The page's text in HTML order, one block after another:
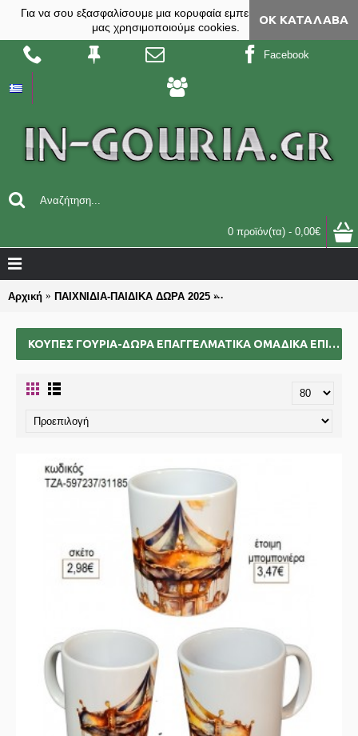
Για να σου εξασφαλίσουμε μια κορυφαία εμπειρία, στο site
μας χρησιμοποιούμε cookies.
ΟΚ ΚΑΤΆΛΑΒΑ
Facebook
0 προϊόν(τα) - 0,00€
Αρχική ΠΑΙΧΝΙΔΙΑ-ΠΑΙΔΙΚΑ ΔΩΡΑ 2025 ΚΟΥΠΕΣ γούρια-δώρα
ΚΟΥΠΕΣ ΓΟΎΡΙΑ-ΔΏΡΑ ΕΠΑΓΓΕΛΜΑΤΙΚΆ ΟΜΑΔΙΚΆ ΕΠΙΧΕΙΡΗΜΑΤΙΚΆ ΓΙΑ BAZZAR ΣΧΟΛΕΊΑ ΣΥΛΛΌΓΟΥΣ 2025